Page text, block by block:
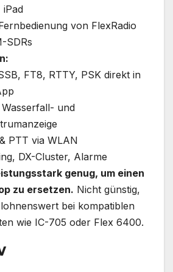
iPad
von FlexRadio
SDRs
FT8, RTTY, PSK direkt in
und
PTT via WLAN
DX-Cluster, Alarme
genug, um einen
zu ersetzen. Nicht günstig,
bei kompatiblen
wie IC-705 oder Flex 6400.